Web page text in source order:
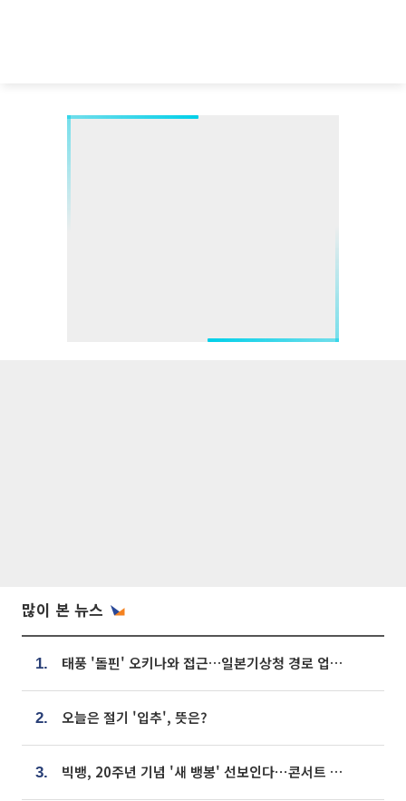
많이 본 뉴스
1. 태풍 '돌핀' 오키나와 접근…일본기상청 경로 업데이트
2. 오늘은 절기 '입추', 뜻은?
3. 빅뱅, 20주년 기념 '새 뱅봉' 선보인다⋯콘서트 앞두고 팝업 개최